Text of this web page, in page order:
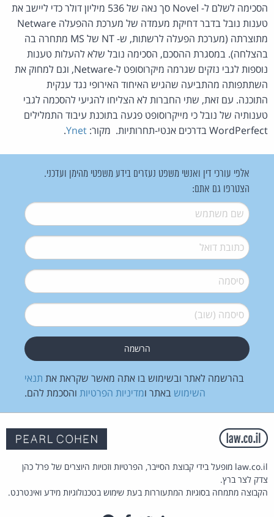
הסכימה לשלם ל- Novel סך נאה של 536 מיליון דולר כדי ליישב את
טענות נובל בדבר דחיקת מעמדה של מערכת ההפעלה Netware
מתוצרתה (מערכת הפעלה לרשתות, ש- NT של MS מתחרה בה
בהצלחה). במסגרת ההסכם, הסכימה נובל שלא להעלות טענות
נוספות לגבי נזקים שגרמה מיקרוסופט ל-Netware, וגם למחוק את
השתתפותה מהתביעה שהגיש האיחוד האירופי נגד ענקית
התוכנה. עם זאת, שתי החברות לא הצליחו להגיעי להסכמה לגבי
טענותיה של נובל כי מייקרוסופט פגעה בתוכנת עיבוד התמלילים
WordPerfect בדרכים אנטי-תחרותיות. מקור:
Ynet
.
אלפי עורכי דין ואנשי משפט נעזרים בידע משפטי מהימן ועדכני.
הצטרפו גם אתם:
שם משתמש*
דואל*
סיסמה*
סיסמה (שוב)*
בהרשמה לאתר ובשימוש בו אתה מאשר שקראת את תנאי
השימוש באתר ומדיניות הפרטיות והסכמת להם.
law.co.il מופעל בידי קבוצת הסייבר, הפרטיות וזכויות היוצרים של פרל כהן
צדק לצר ברץ.
הקבוצה מתמחה בסוגיות המתעוררות בעת שימוש בטכנולוגיות מידע ואינטרנט.